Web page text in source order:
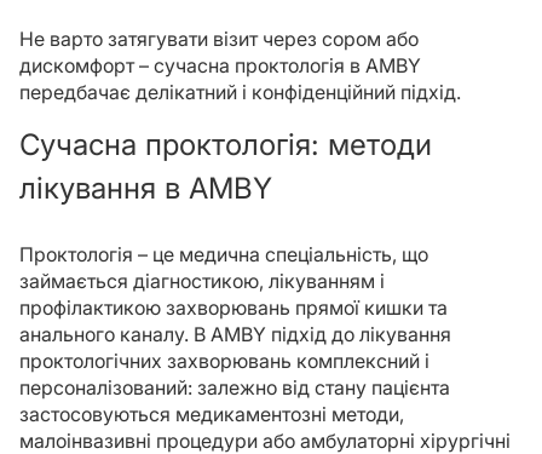
Не варто затягувати візит через сором або
дискомфорт – сучасна проктологія в AMBY
передбачає делікатний і конфіденційний підхід.
Сучасна проктологія: методи
лікування в AMBY
Проктологія – це медична спеціальність, що
займається діагностикою, лікуванням і
профілактикою захворювань прямої кишки та
анального каналу. В AMBY підхід до лікування
проктологічних захворювань комплексний і
персоналізований: залежно від стану пацієнта
застосовуються медикаментозні методи,
малоінвазивні процедури або амбулаторні хірургічні